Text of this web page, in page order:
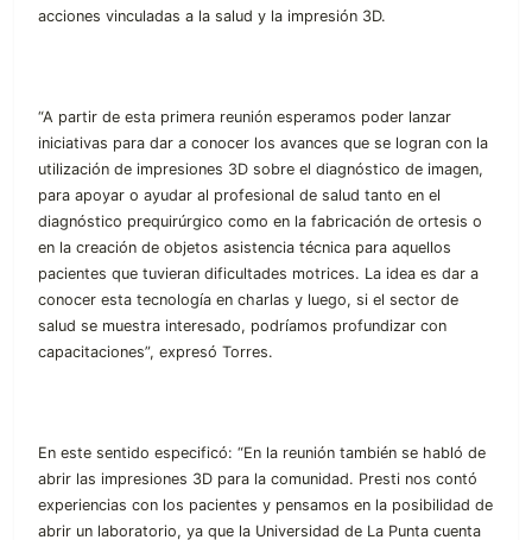
acciones vinculadas a la salud y la impresión 3D.
“A partir de esta primera reunión esperamos poder lanzar
iniciativas para dar a conocer los avances que se logran con la
utilización de impresiones 3D sobre el diagnóstico de imagen,
para apoyar o ayudar al profesional de salud tanto en el
diagnóstico prequirúrgico como en la fabricación de ortesis o
en la creación de objetos asistencia técnica para aquellos
pacientes que tuvieran dificultades motrices. La idea es dar a
conocer esta tecnología en charlas y luego, si el sector de
salud se muestra interesado, podríamos profundizar con
capacitaciones”, expresó Torres.
En este sentido especificó: “En la reunión también se habló de
abrir las impresiones 3D para la comunidad. Presti nos contó
experiencias con los pacientes y pensamos en la posibilidad de
abrir un laboratorio, ya que la Universidad de La Punta cuenta